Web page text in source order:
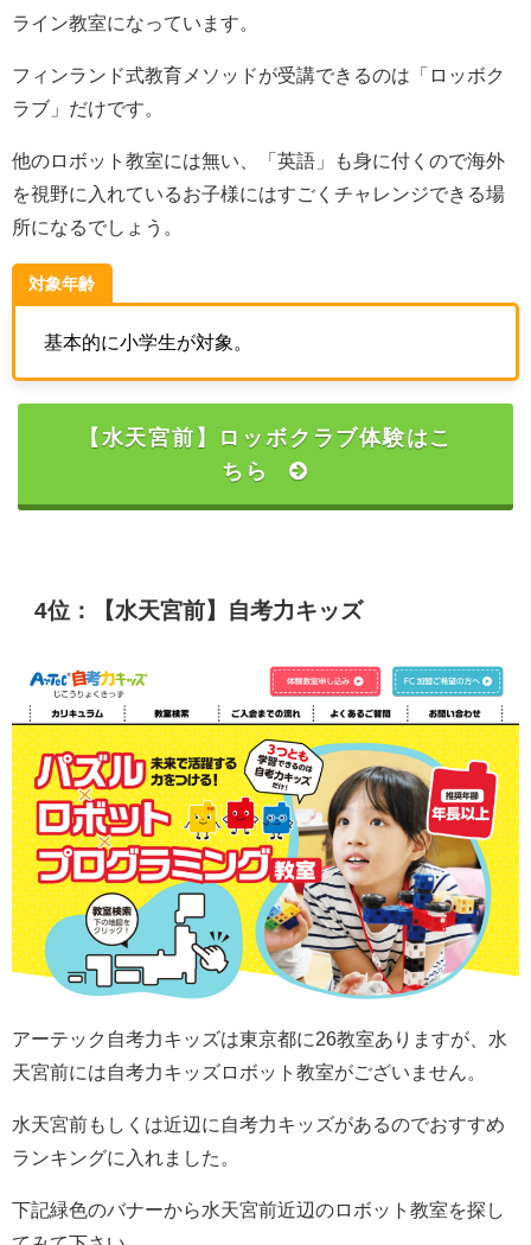
ライン教室になっています。
フィンランド式教育メソッドが受講できるのは「ロッボク
ラブ」だけです。
他のロボット教室には無い、「英語」も身に付くので海外
を視野に入れているお子様にはすごくチャレンジできる場
所になるでしょう。
対象年齢
基本的に小学生が対象。
【水天宮前】ロッボクラブ体験はこ
ちら
4位：【水天宮前】自考力キッズ
アーテック自考力キッズは東京都に26教室ありますが、水
天宮前には自考力キッズロボット教室がございません。
水天宮前もしくは近辺に 自考力キッズがあるのでおすすめ
ランキングに入れました。
下記緑色のバナーから水天宮前近辺のロボット教室を探し